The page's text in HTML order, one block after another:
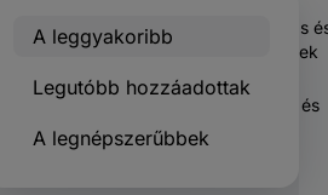
Megtakará­s
befektetések
Műveletek és
A leggyakoribb
Legutóbb hozzáadottak
A legnépszerűbbek